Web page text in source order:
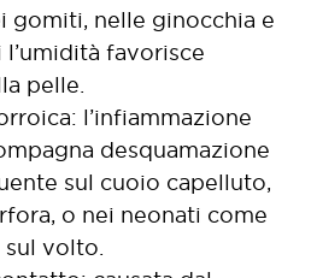
gomiti, nelle ginocchia e
favorisce
pelle.
l’infiammazione
desquamazione
sul cuoio capelluto,
o nei neonati come
volto.